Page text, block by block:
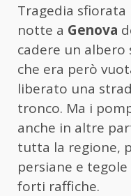
Tragedia
notte a Genova
cadere un albero
che era però
liberato una
tronco. Ma i
anche in altre
tutta la regione,
persiane e
forti raffiche.